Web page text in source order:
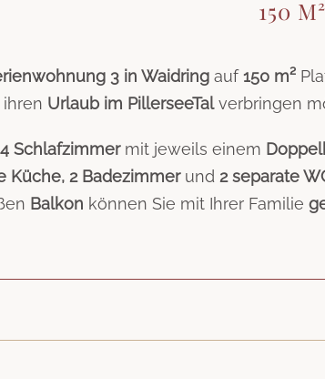
150
3 in Waidring auf150 m²
ihren Urlaub im PillerseeTalverbringen
4 Schlafzimmermit jeweils einem
Küche, 2 Badezimmerund 2 separate
Balkon können Sie mit Ihrer Familie